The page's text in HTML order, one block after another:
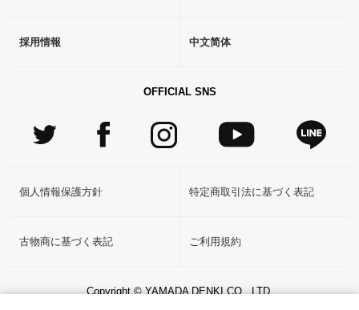
採用情報 中文简体
OFFICIAL SNS
個人情報保護方針 特定商取引法に基づく表記
古物商に基づく表記 ご利用規約
Copyright © YAMADA DENKI CO., LTD.